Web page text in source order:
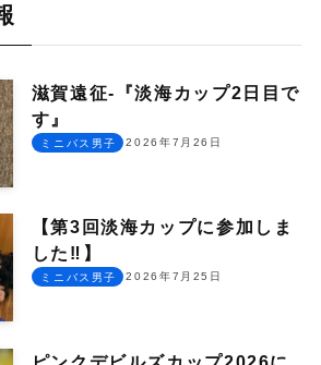
滋賀遠征-『淡海カップ2日目で
す』
2026年7月26日
ミニバス男子
【第3回淡海カップに参加しま
した‼︎】
2026年7月25日
ミニバス男子